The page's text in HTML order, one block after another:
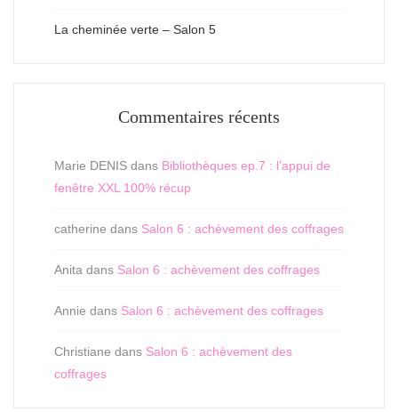
La cheminée verte – Salon 5
Commentaires récents
Marie DENIS dans Bibliothèques ep.7 : l’appui de
fenêtre XXL 100% récup
catherine dans Salon 6 : achèvement des coffrages
Anita dans Salon 6 : achèvement des coffrages
Annie dans Salon 6 : achèvement des coffrages
Christiane dans Salon 6 : achèvement des
coffrages